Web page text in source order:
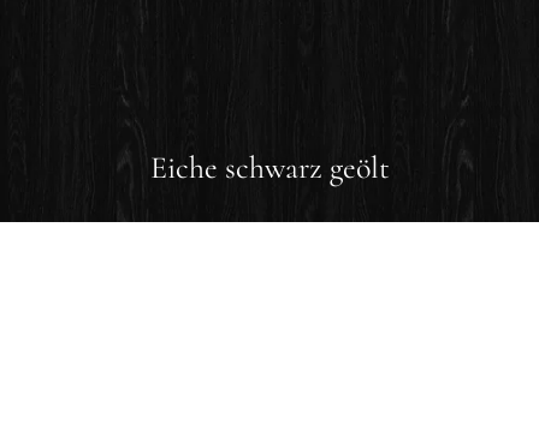
Eiche schwarz geölt